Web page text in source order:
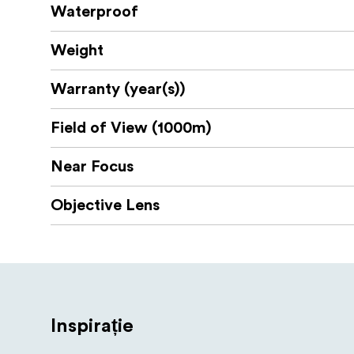
Focus Optimum este făcut de nordici pentru
Focus Optimum este făcut pentru tine.
Cele mai importante specificații
Construcția opticăconstă dintr-o
calitate excepțională a imaginii, cu
Construcția ușoară, dar robustă
condens în binoclu.
Waterproof
Weight
Warranty (year(s))
Field of View (1000m)
Near Focus
Objective Lens
Inspirație